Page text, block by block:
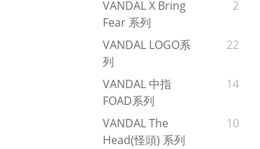
VANDAL X Bring
Fear 系列
2
VANDAL LOGO系
列
22
VANDAL 中指
FOAD系列
14
VANDAL The
Head(怪頭) 系列
10